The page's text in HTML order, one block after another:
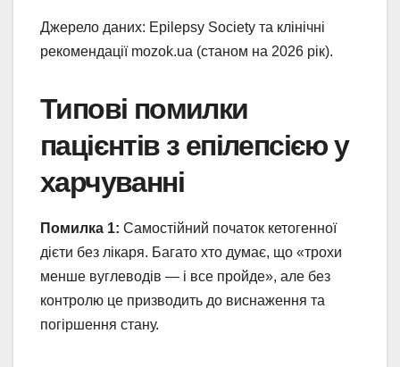
Джерело даних: Epilepsy Society та клінічні
рекомендації mozok.ua (станом на 2026 рік).
Типові помилки
пацієнтів з епілепсією у
харчуванні
Помилка 1: Самостійний початок кетогенної
дієти без лікаря. Багато хто думає, що «трохи
менше вуглеводів — і все пройде», але без
контролю це призводить до виснаження та
погіршення стану.